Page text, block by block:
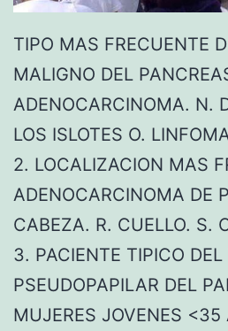
TIPO MAS FRECUENTE
MALIGNO DEL
ADENOCARCINOMA. N.
LOS ISLOTES O.
2. LOCALIZACION MAS
ADENOCARCINOMA DE
CABEZA. R. CUELLO. S.
3. PACIENTE TIPICO
PSEUDOPAPILAR DEL
MUJERES JOVENES <35